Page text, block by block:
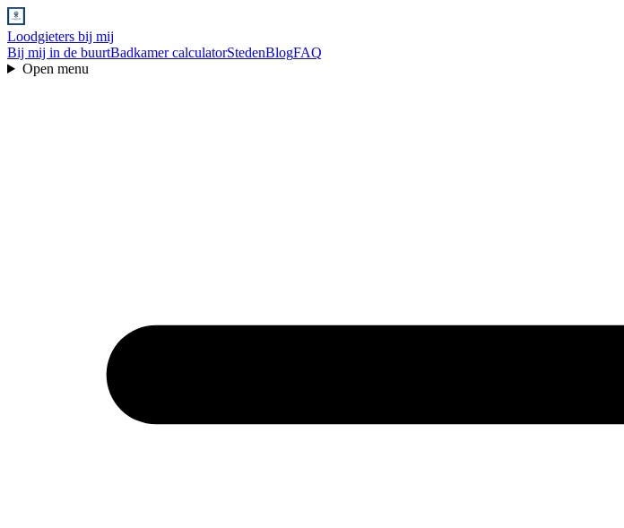
Loodgieters bij mij
Bij mij in de buurtBadkamer calculatorStedenBlogFAQ
Open menu